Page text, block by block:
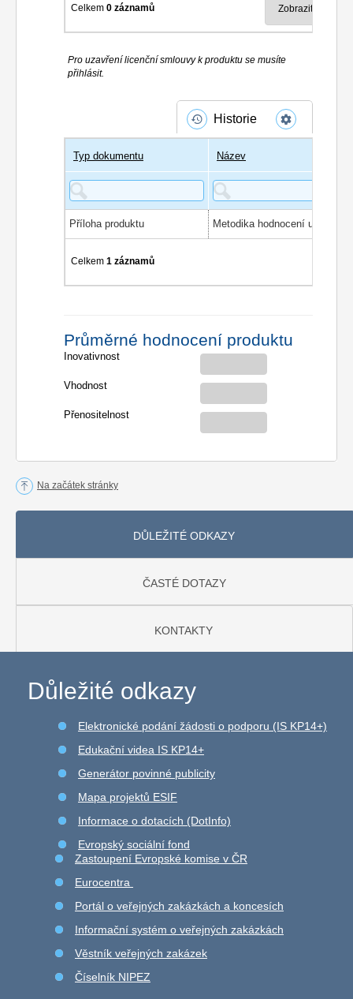
Celkem0 záznamů
Pro uzavření licenční smlouvy k produktu se musíte
přihlásit.
Historie
Typ dokumentu Název
Příloha produktu
Celkem1 záznamů
Průměrné hodnocení produktu
Inovativnost
Vhodnost
Přenositelnost
Na začátek stránky
DŮLEŽITÉ ODKAZY
ČASTÉ DOTAZY
KONTAKTY
Důležité odkazy
Elektronické podání žádosti o podporu (IS KP14+)
Edukační videa IS KP14+
Generátor povinné publicity
Mapa projektů ESIF
Informace o dotacích (DotInfo)
Evropský sociální fond
Zastoupení Evropské komise v ČR
Eurocentra
Portál o veřejných zakázkách a koncesích
Informační systém o veřejných zakázkách
Věstník veřejných zakázek
Číselník NIPEZ